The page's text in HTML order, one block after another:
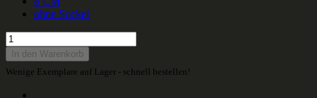
ohne Sockel
In den Warenkorb
Wenige Exemplare auf Lager - schnell bestellen!